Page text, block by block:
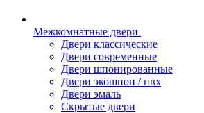
Межкомнатные двери
Двери классические
Двери современные
Двери шпонированные
Двери экошпон / пвх
Двери эмаль
Скрытые двери